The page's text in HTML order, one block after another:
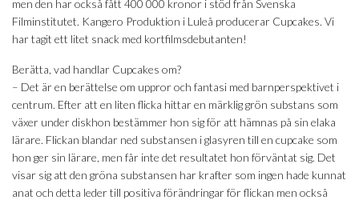
men den har också fått 400 000 kronor i stöd från Svenska
Filminstitutet. Kangero Produktion i Luleå producerar Cupcakes. Vi
har tagit ett litet snack med kortfilmsdebutanten!
Berätta, vad handlar Cupcakes om?
– Det är en berättelse om uppror och fantasi med barnperspektivet i
centrum. Efter att en liten flicka hittar en märklig grön substans som
växer under diskhon bestämmer hon sig för att hämnas på sin elaka
lärare. Flickan blandar ned substansen i glasyren till en cupcake som
hon ger sin lärare, men får inte det resultatet hon förväntat sig. Det
visar sig att den gröna substansen har krafter som ingen hade kunnat
anat och detta leder till positiva förändringar för flickan men också